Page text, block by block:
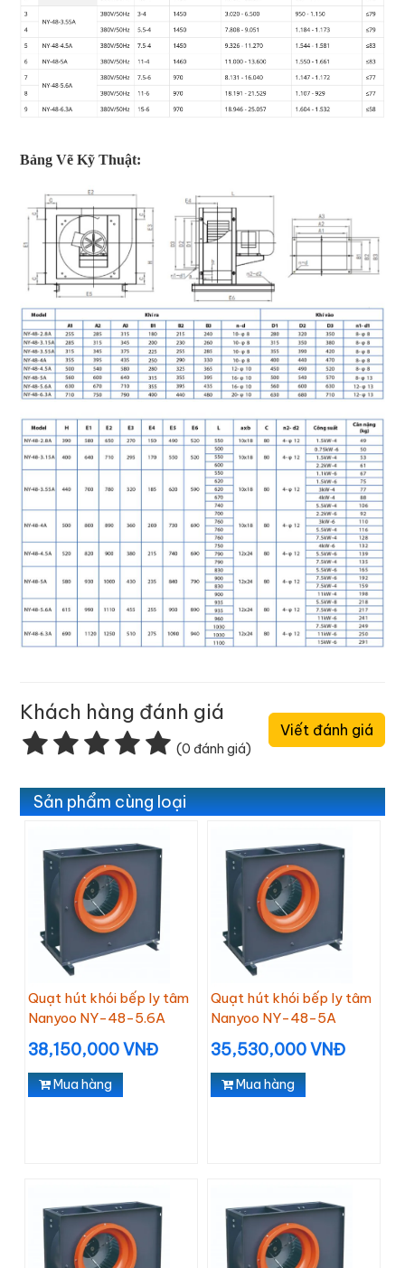
Bảng Vẽ Kỹ Thuật:
Khách hàng đánh giá
(0 đánh giá)
Viết đánh giá
Sản phẩm cùng loại
Quạt hút khói bếp ly tâm
Nanyoo NY-48-5.6A
38,150,000 VNĐ
Mua hàng
Quạt hút khói bếp ly tâm
Nanyoo NY-48-5A
35,530,000 VNĐ
Mua hàng